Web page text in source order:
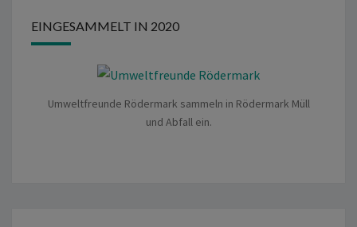
EINGESAMMELT IN 2020
Umweltfreunde Rödermark sammeln in Rödermark Müll
und Abfall ein.